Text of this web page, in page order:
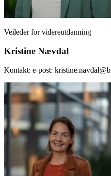
Veileder for videreutdanning
Kristine Nævdal
Kontakt: e-post: